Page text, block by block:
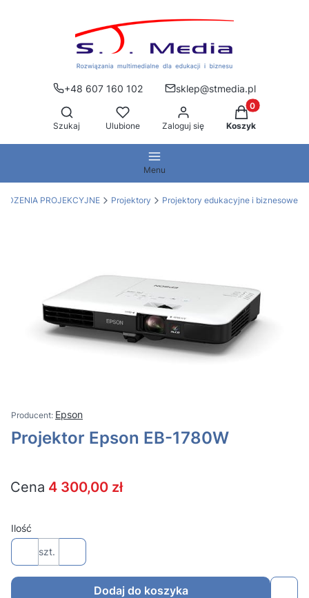
+48 607 160 102
sklep@stmedia.pl
Otwórz wyszukiwarkę
Szukaj Ulubione Zaloguj się
Produkty w
Koszyk
Menu
PROJEKCYJNE Projektory Projektory edukacyjne i biznesowe
Epson
Projektor Epson EB-1780W
Cena 4 300,00 zł
Ilość
szt.
Dodaj do koszyka